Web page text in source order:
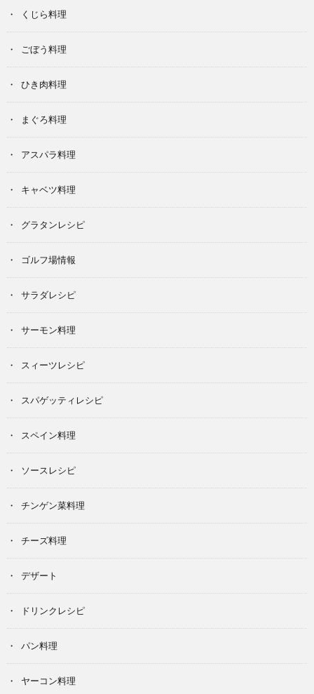
くじら料理
ごぼう料理
ひき肉料理
まぐろ料理
アスパラ料理
キャベツ料理
グラタンレシピ
ゴルフ場情報
サラダレシピ
サーモン料理
スィーツレシピ
スパゲッティレシピ
スペイン料理
ソースレシピ
チンゲン菜料理
チーズ料理
デザート
ドリンクレシピ
パン料理
ヤーコン料理